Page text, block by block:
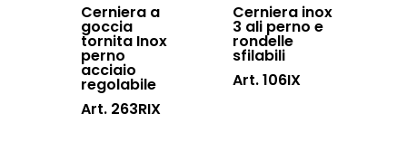
Cerniera a
goccia
tornita Inox
perno
acciaio
regolabile
Art. 263RIX
Cerniera inox
3 ali perno e
rondelle
sfilabili
Art. 106IX